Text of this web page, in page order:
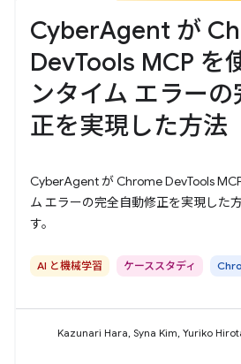
CyberAgent が
DevTools MCP を
ンタイム エラー
正を実現した方法
CyberAgent が Chrome DevTools
ム エラーの完全自動修正を実現した
す。
AI と機械学習 ケーススタディ
Kazunari Hara, Syna Kim, Yuriko